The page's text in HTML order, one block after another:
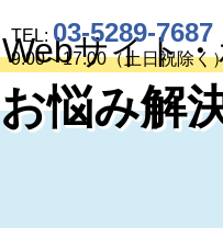
Webサイト
お悩み解
TEL: 03-5289-7687
9:00～17:00（土日祝除く